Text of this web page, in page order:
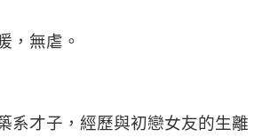
，無虐。
系才子，經歷與初戀女友的生離